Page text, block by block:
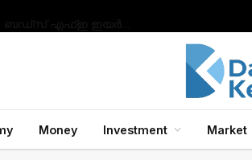
Money Investment Market